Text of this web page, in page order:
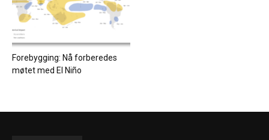
Forebygging: Nå forberedes
møtet med El Niño